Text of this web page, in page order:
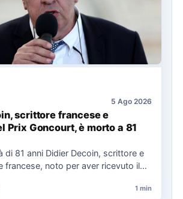
5 Ago 2026
scrittore francese e
Prix Goncourt, è morto a 81
di 81 anni Didier Decoin, scrittore e
francese, noto per aver ricevuto il
1 min